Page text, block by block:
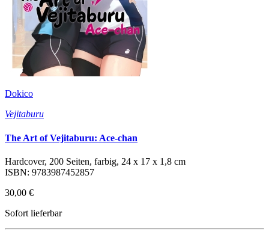
Dokico
Vejitaburu
The Art of Vejitaburu: Ace-chan
Hardcover, 200 Seiten, farbig, 24 x 17 x 1,8 cm
ISBN: 9783987452857
30,00 €
Sofort lieferbar